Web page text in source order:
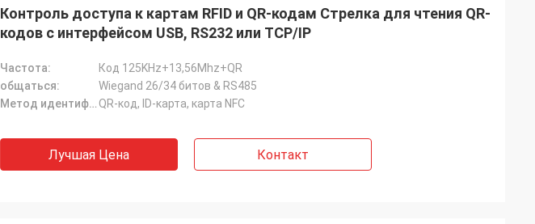
Контроль доступа к картам RFID и QR-кодам Стрелка для чтения QR-
кодов с интерфейсом USB, RS232 или TCP/IP
Частота:
Код 125KHz+13,56Mhz+QR
общаться:
Wiegand 26/34 битов & RS485
Метод идентификации: QR-код, ID-карта, карта NFC
Лучшая Цена Контакт